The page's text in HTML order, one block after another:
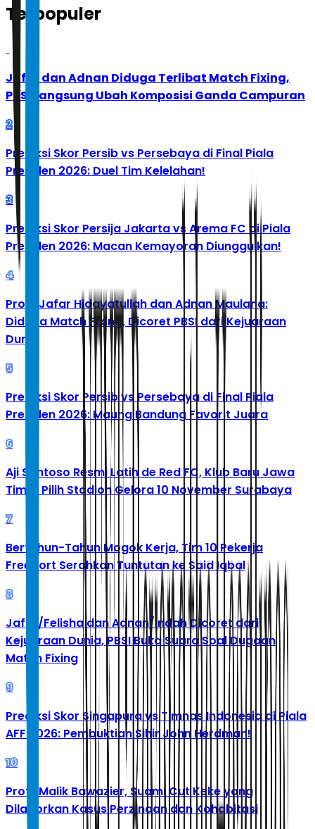
Terpopuler
Jafar dan Adnan Diduga Terlibat Match Fixing,
PBSI Langsung Ubah Komposisi Ganda Campuran
2
Prediksi Skor Persib vs Persebaya di Final Piala
Presiden 2026: Duel Tim Kelelahan!
3
Prediksi Skor Persija Jakarta vs Arema FC di Piala
Presiden 2026: Macan Kemayoran Diunggulkan!
4
Profil Jafar Hidayatullah dan Adnan Maulana:
Diduga Match Fixing, Dicoret PBSI dari Kejuaraan
Dunia
5
Prediksi Skor Persib vs Persebaya di Final Piala
Presiden 2026: Maung Bandung Favorit Juara
6
Aji Santoso Resmi Latih de Red FC, Klub Baru Jawa
Timur Pilih Stadion Gelora 10 November Surabaya
7
Bertahun-Tahun Mogok Kerja, Tim 10 Pekerja
Freeport Serahkan Tuntutan ke Said Iqbal
8
Jafar/Felisha dan Adnan/Indah Dicoret dari
Kejuaraan Dunia, PBSI Buka Suara Soal Dugaan
Match Fixing
9
Prediksi Skor Singapura vs Timnas Indonesia di Piala
AFF 2026: Pembuktian Sihir John Herdman!
10
Profil Malik Bawazier, Suami Cut Keke yang
Dilaporkan Kasus Perzinaan dan Kohabitasi